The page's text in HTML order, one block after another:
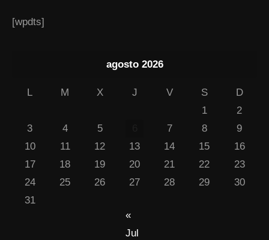
[wpdts]
agosto 2026
L M X J V S
D
1
2
3
4 5 7 8
9
10
11 12 13 14 15
16
17
18 19 20 21 22
23
24
25 26 27 28 29
30
31
«
Jul